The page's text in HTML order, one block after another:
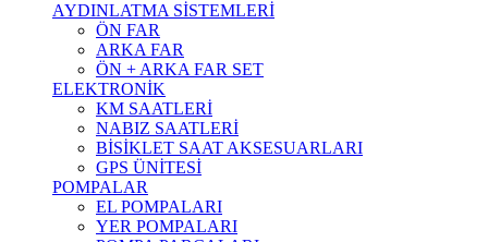
AYDINLATMA SİSTEMLERİ
ÖN FAR
ARKA FAR
ÖN + ARKA FAR SET
ELEKTRONİK
KM SAATLERİ
NABIZ SAATLERİ
BİSİKLET SAAT AKSESUARLARI
GPS ÜNİTESİ
POMPALAR
EL POMPALARI
YER POMPALARI